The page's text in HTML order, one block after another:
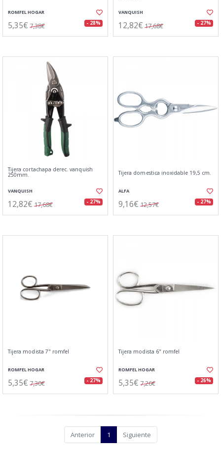
ROMFEL HOGAR
5,35€ 7,38€ - 28%
VANQUISH
12,82€ 17,68€ - 27%
Tijera cortachapa derec. vanquish
250mm.
VANQUISH
12,82€ 17,68€ - 27%
Tijera domestica inoxidable 19,5 cm.
ALFA
9,16€ 12,57€ - 27%
Tijera modista 7" romfel
ROMFEL HOGAR
5,35€ 7,30€ - 27%
Tijera modista 6" romfel
ROMFEL HOGAR
5,35€ 7,26€ - 26%
Anterior 1 Siguiente